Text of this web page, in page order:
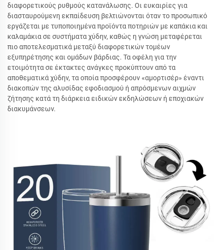
διαφορετικούς ρυθμούς κατανάλωσης. Οι ευκαιρίες για
διασταυρούμενη εκπαίδευση βελτιώνονται όταν το προσωπικό
εργάζεται με τυποποιημένα προϊόντα ποτηριών με καπάκια και
καλαμάκια σε συστήματα χύδην, καθώς η γνώση μεταφέρεται
πιο αποτελεσματικά μεταξύ διαφορετικών τομέων
εξυπηρέτησης και ομάδων βάρδιας. Τα οφέλη για την
ετοιμότητα σε έκτακτες ανάγκες προκύπτουν από τα
αποθεματικά χύδην, τα οποία προσφέρουν «αμορτισέρ» έναντι
διακοπών της αλυσίδας εφοδιασμού ή απρόσμενων αιχμών
ζήτησης κατά τη διάρκεια ειδικών εκδηλώσεων ή εποχιακών
διακυμάνσεων.